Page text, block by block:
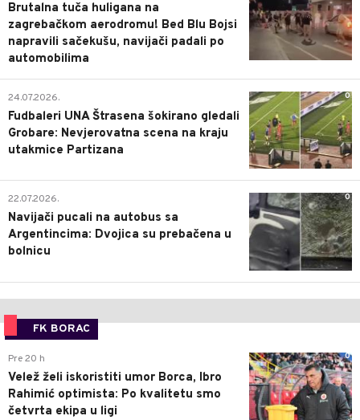
Brutalna tuča huligana na
zagrebačkom aerodromu! Bed Blu Bojsi
napravili sačekušu, navijači padali po
automobilima
0
24.07.2026.
Fudbaleri UNA Štrasena šokirano gledali
Grobare: Nevjerovatna scena na kraju
utakmice Partizana
0
22.07.2026.
Navijači pucali na autobus sa
Argentincima: Dvojica su prebačena u
bolnicu
FK BORAC
0
Pre 20 h
Velež želi iskoristiti umor Borca, Ibro
Rahimić optimista: Po kvalitetu smo
četvrta ekipa u ligi